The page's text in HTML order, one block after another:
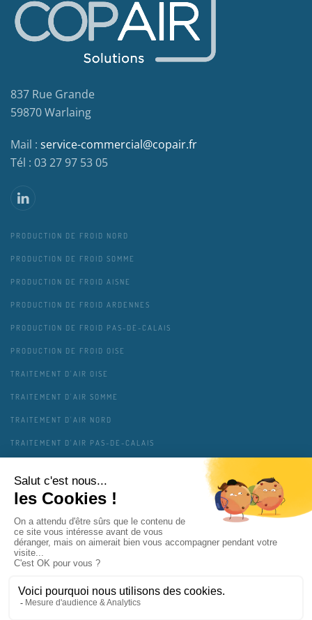
837 Rue Grande
59870 Warlaing
Mail : service-commercial@copair.fr
Tél : 03 27 97 53 05
PRODUCTION DE FROID NORD
PRODUCTION DE FROID SOMME
PRODUCTION DE FROID AISNE
PRODUCTION DE FROID ARDENNES
PRODUCTION DE FROID PAS-DE-CALAIS
PRODUCTION DE FROID OISE
TRAITEMENT D'AIR OISE
TRAITEMENT D'AIR SOMME
TRAITEMENT D'AIR NORD
TRAITEMENT D'AIR PAS-DE-CALAIS
GESTION DES COOKIES
VIE PRIVÉE
COPAIR SOLUTIONS INTERVIENT PRÈS DE CHEZ VOUS